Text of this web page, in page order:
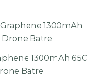
1300mAh 65C
Batre